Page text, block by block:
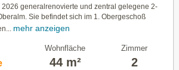
generalrenovierte und zentral gelegene 2-
Sie befindet sich im 1. Obergeschoß
mehr anzeigen
Wohnfläche
44 m²
Zimmer
2